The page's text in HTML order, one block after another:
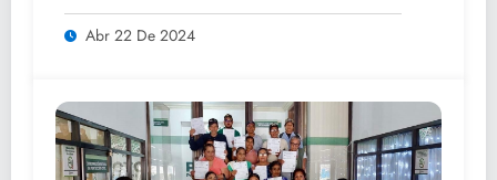
Abr 22 De 2024